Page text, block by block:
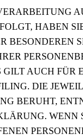
HABEN
BESONDEREN
GILT AUCH FÜR
DIE
BERUHT,
WENN